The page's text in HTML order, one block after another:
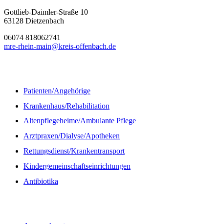
Gottlieb-Daimler-Straße 10
63128 Dietzenbach
06074 818062741
mre-rhein-main@kreis-offenbach.de
Patienten/Angehörige
Krankenhaus/Rehabilitation
Altenpflegeheime/Ambulante Pflege
Arztpraxen/Dialyse/Apotheken
Rettungsdienst/Krankentransport
Kindergemeinschaftseinrichtungen
Antibiotika